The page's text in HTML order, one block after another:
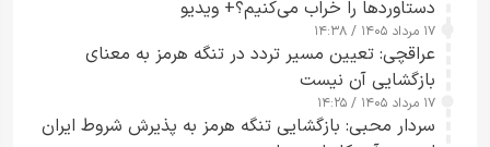
دستاوردها را خراب می‌کنیم؟+ ویدیو
۱۷ مرداد ۱۴۰۵ / ۱۴:۳۸
عراقچی: تعیین مسیر تردد در تنگه هرمز به معنای
بازگشایی آن نیست
۱۷ مرداد ۱۴۰۵ / ۱۴:۲۵
سردار محبی: بازگشایی تنگه هرمز به پذیرش شروط ایران